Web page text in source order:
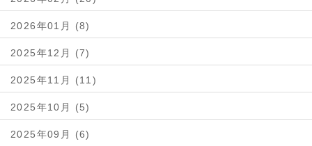
2026年01月 (8)
2025年12月 (7)
2025年11月 (11)
2025年10月 (5)
2025年09月 (6)